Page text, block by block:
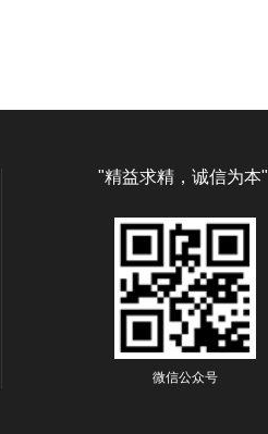
"精益求精，诚信为本"
微信公众号